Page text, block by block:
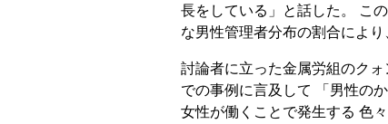
長をしている」と話した。 こ
な男性管理者分布の割合によ
討論者に立った金属労組のク
での事例に言及して 「男性の
女性が働くことで発生する 色